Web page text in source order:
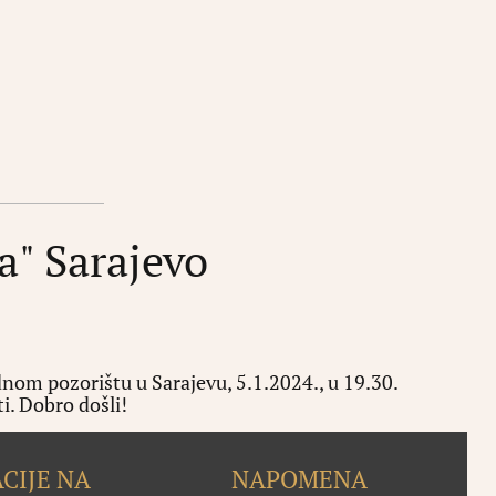
Sarajevo
pozorištu u Sarajevu, 5.1.2024., u 19.30.
Dobro došli!
NA NAPOMENA